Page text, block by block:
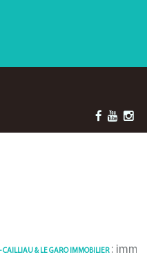
& LE GARO IMMOBILIER: immobilier